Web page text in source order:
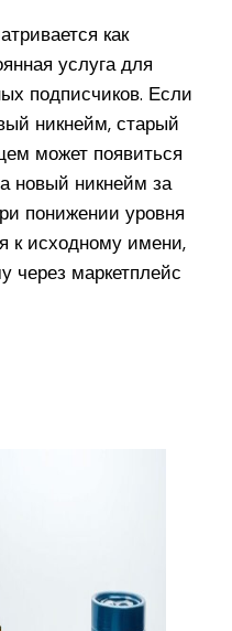
как
услуга для
подписчиков. Если
никнейм, старый
может появиться
новый никнейм за
понижении уровня
к исходному имени,
через маркетплейс